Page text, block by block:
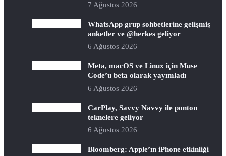
7 Ağustos 2026
WhatsApp grup sohbetlerine gelişmiş
anketler ve @herkes geliyor
6 Ağustos 2026
Meta, macOS ve Linux için Muse
Code’u beta olarak yayımladı
6 Ağustos 2026
CarPlay, Savvy Navvy ile ponton
teknelere geliyor
6 Ağustos 2026
Bloomberg: Apple’ın iPhone etkinliği